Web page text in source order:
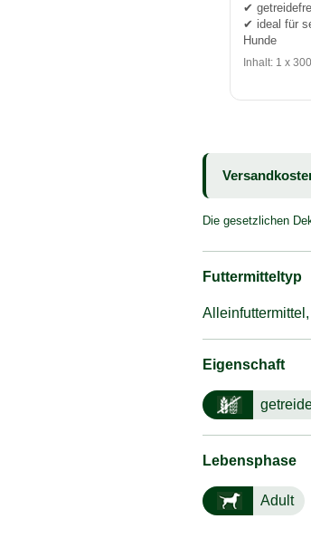
✔
✔ ideal für
Hunde
Inhalt: 1 x
Die gesetzlichen
Futtermitteltyp
Eigenschaft
Lebensphase
Adult